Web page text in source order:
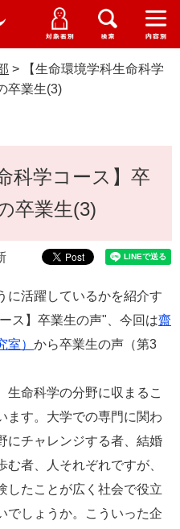
ニ
ュ
ー
ニ
ュ
ー
ニ
ュ
ー
イト
案内
한국어 日本語
>
【生命環境学科生命科学
卒業生(3)
科学コース】卒
卒業生(3)
活躍しているかを紹介す
ス】卒業生の声"、今回は齋
） から卒業生の声（第3
命科学の分野に収まるこ
ます。大学での専門に関わ
にチャレンジする者、結婚
者、人それぞれですが、
したことが広く社会で役立
でしょうか。こういった企